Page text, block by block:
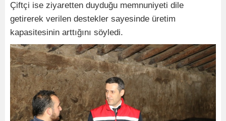
Çiftçi ise ziyaretten duyduğu memnuniyeti dile
getirerek verilen destekler sayesinde üretim
kapasitesinin arttığını söyledi.